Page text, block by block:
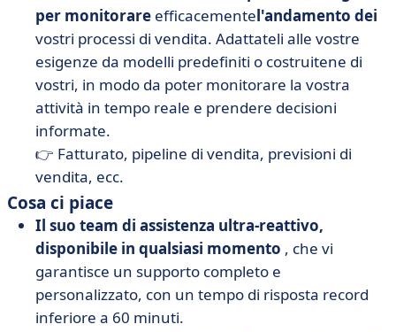
per monitorare efficacementel'andamento dei
vostri processi di vendita. Adattateli alle vostre
esigenze da modelli predefiniti o costruitene di
vostri, in modo da poter monitorare la vostra
attività in tempo reale e prendere decisioni
informate.
👉 Fatturato, pipeline di vendita, previsioni di
vendita, ecc.
Cosa ci piace
Il suo team di assistenza ultra-reattivo,
disponibile in qualsiasi momento , che vi
garantisce un supporto completo e
personalizzato, con un tempo di risposta record
inferiore a 60 minuti.